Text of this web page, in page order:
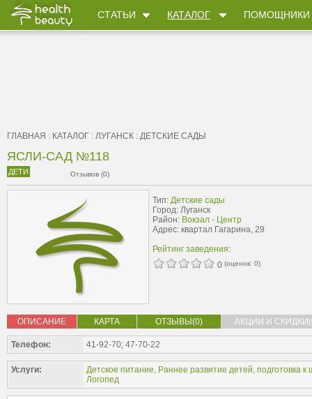
СТАТЬИ КАТАЛОГ ПОМОЩНИКИ
ГЛАВНАЯ : КАТАЛОГ : ЛУГАНСК : ДЕТСКИЕ САДЫ
ЯСЛИ-САД №118
ДЕТИ Отзывов (0)
Тип: Детские сады
Город: Луганск
Район: Вокзал - Центр
Адрес: квартал Гагарина, 29
Рейтинг заведения:
0 (оценок: 0)
ОПИСАНИЕ КАРТА ОТЗЫВЫ(0) АКЦИИ И
Телефон: 41-92-70; 47-70-22
Услуги: Детское питание, Раннее развитие детей, подготовка к
Логопед